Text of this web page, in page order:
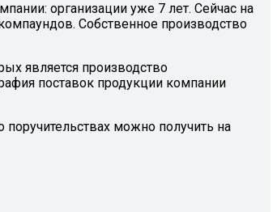
организации уже 7 лет. Сейчас на
Собственное производство
является производство
поставок продукции компании
можно получить на